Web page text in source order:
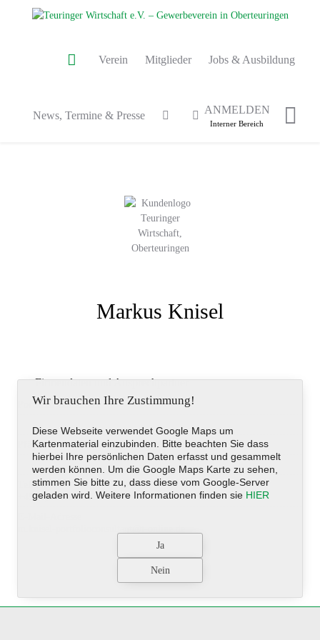
Verein Mitglieder Jobs & Ausbildung
News, Termine & Presse ANMELDEN
Interner Bereich
Markus Knisel
Firmendaten und Ansprechpartner
Portfolio Consultant
Pfänderstraße 33, Oberteuringen, Deutschland
Telefon
+49 (0)7546-1542
Wir brauchen Ihre Zustimmung!
Diese Webseite verwendet Google Maps um
Kartenmaterial einzubinden. Bitte beachten Sie dass
hierbei Ihre persönlichen Daten erfasst und gesammelt
werden können. Um die Google Maps Karte zu sehen,
stimmen Sie bitte zu, dass diese vom Google-Server
geladen wird. Weitere Informationen finden sie HIER